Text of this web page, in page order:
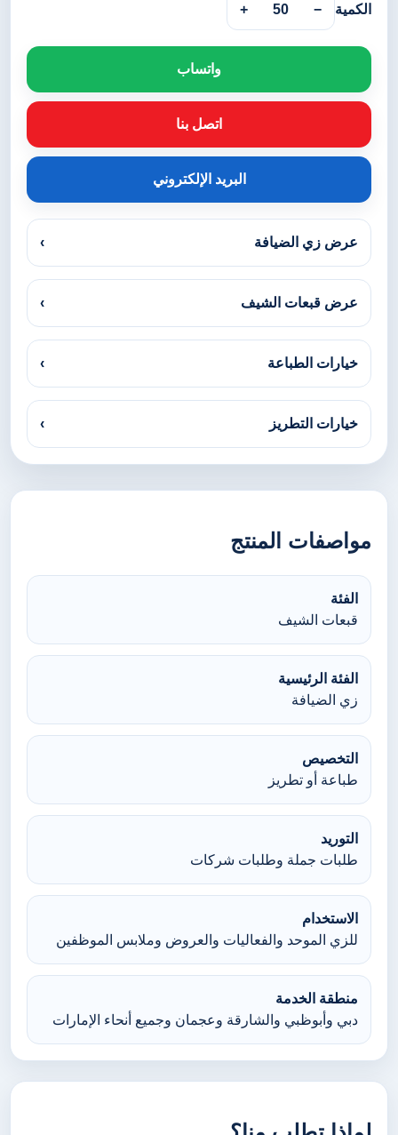
الكمية −
50
+
واتساب
اتصل بنا
البريد الإلكتروني
عرض زي الضيافة ›
عرض قبعات الشيف ›
خيارات الطباعة ›
خيارات التطريز ›
مواصفات المنتج
الفئة
قبعات الشيف
الفئة الرئيسية
زي الضيافة
التخصيص
طباعة أو تطريز
التوريد
طلبات جملة وطلبات شركات
الاستخدام
للزي الموحد والفعاليات والعروض وملابس الموظفين
منطقة الخدمة
دبي وأبوظبي والشارقة وعجمان وجميع أنحاء الإمارات